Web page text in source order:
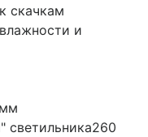
скачкам
и
светильника260